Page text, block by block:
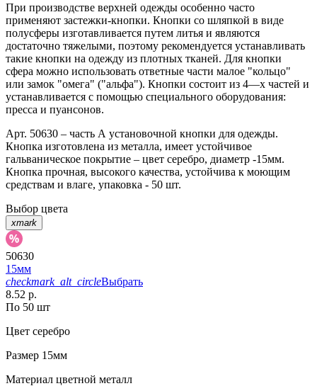
При производстве верхней одежды особенно часто
применяют застежки-кнопки. Кнопки со шляпкой в виде
полусферы изготавливается путем литья и являются
достаточно тяжелыми, поэтому рекомендуется устанавливать
такие кнопки на одежду из плотных тканей. Для кнопки
сфера можно использовать ответные части малое "кольцо"
или замок "омега" ("альфа"). Кнопки состоит из 4—х частей и
устанавливается с помощью специального оборудования:
пресса и пуансонов.
Арт. 50630 – часть А установочной кнопки для одежды.
Кнопка изготовлена из металла, имеет устойчивое
гальваническое покрытие – цвет серебро, диаметр -15мм.
Кнопка прочная, высокого качества, устойчива к моющим
средствам и влаге, упаковка - 50 шт.
Выбор цвета
xmark
50630
15мм
checkmark_alt_circleВыбрать
8.52 р.
По 50 шт
Цвет серебро
Размер 15мм
Материал цветной металл